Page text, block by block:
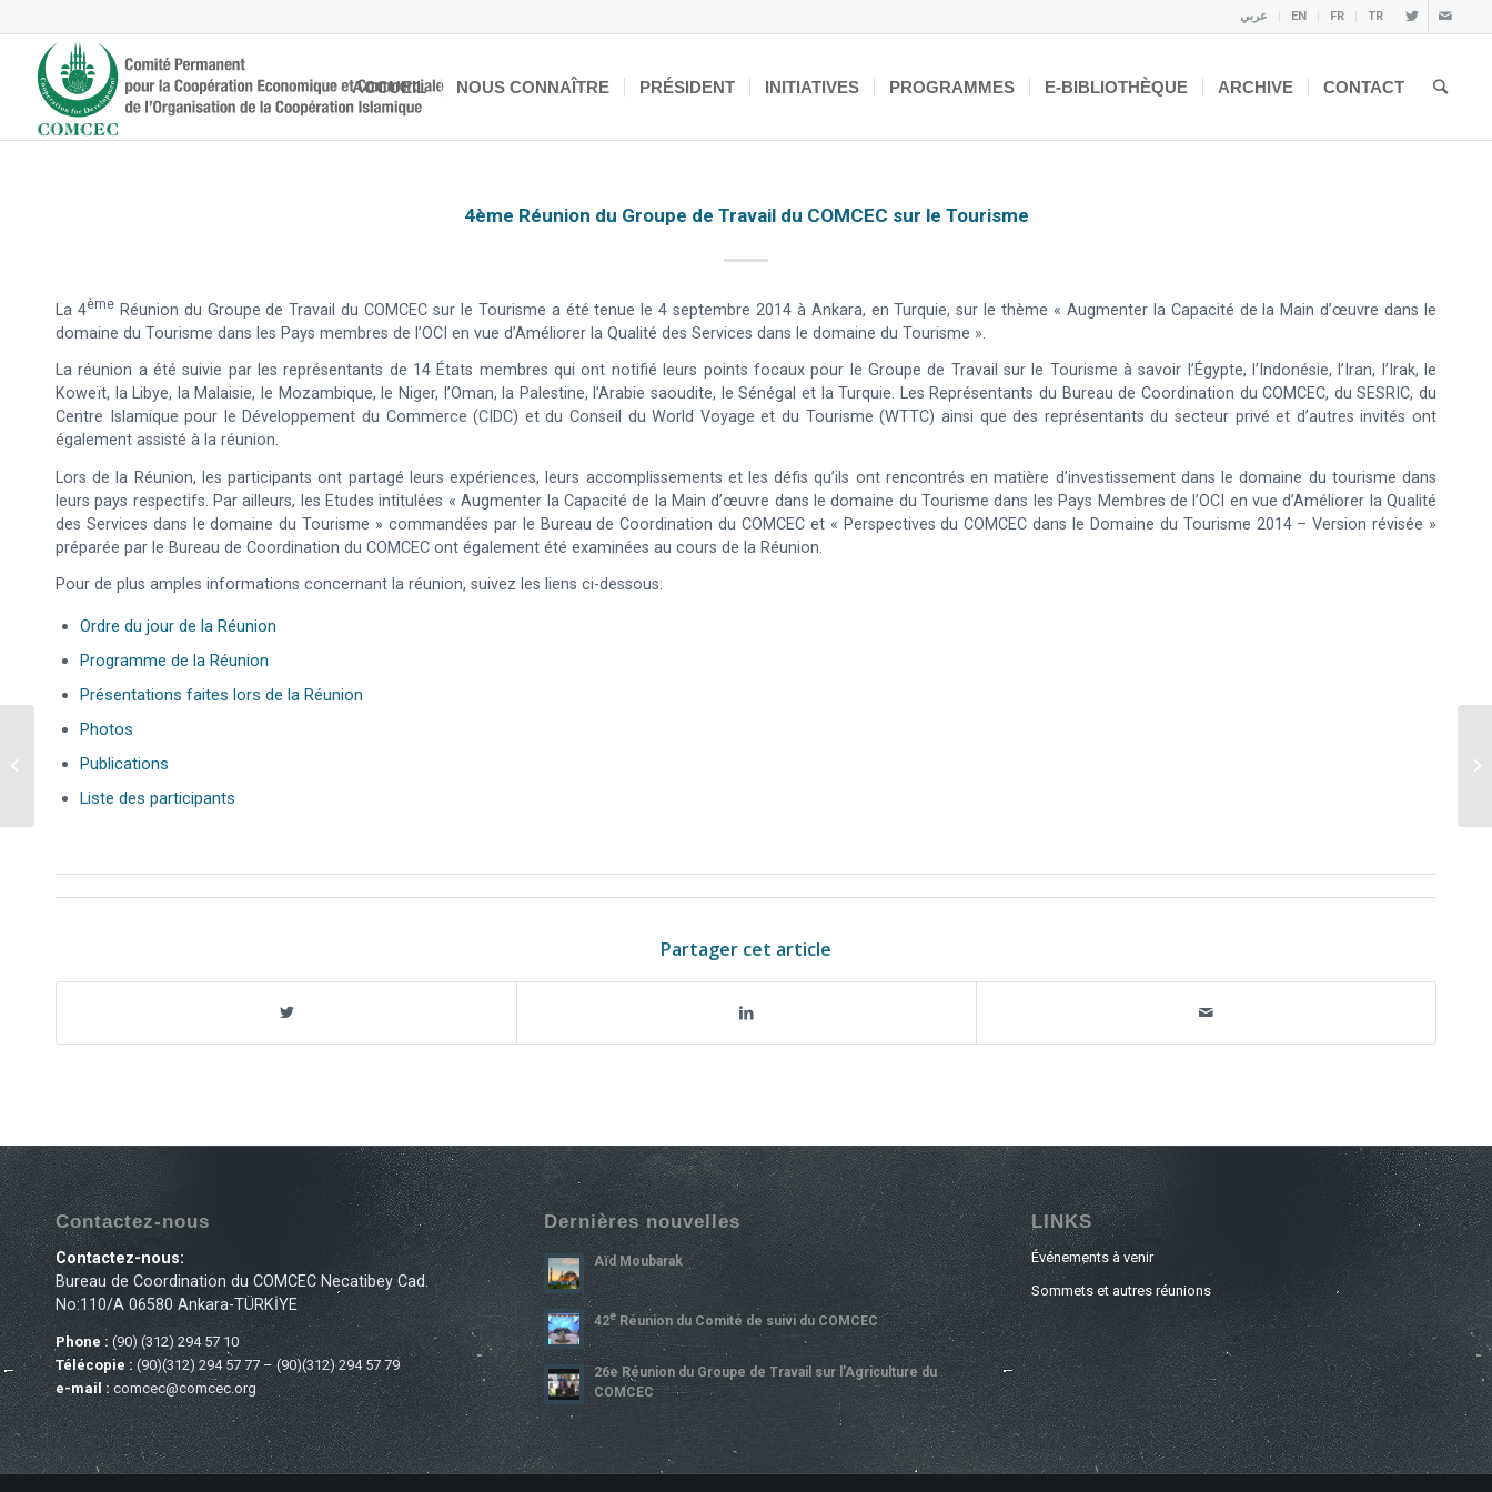
عربي EN FR TR
ACCUEIL NOUS CONNAÎTRE PRÉSIDENT INITIATIVES PROGRAMMES E-BIBLIOTHÈQUE ARCHIVE CONTACT
4ème Réunion du Groupe de Travail du COMCEC sur le Tourisme
La 4ÈmeRéunion du Groupe de Travail du COMCEC sur le Tourisme a été tenue le 4 septembre 2014 à Ankara, en Turquie, sur le thème « Augmenter la Capacité de la Main d’œuvre dans le
domaine du Tourisme dans les Pays membres de l’OCI en vue d’Améliorer la Qualité des Services dans le domaine du Tourisme ».
La réunion a été suivie par les représentants de 14 États membres qui ont notifié leurs points focaux pour le Groupe de Travail sur le Tourisme à savoir l’Égypte, l’Indonésie, l’Iran, l’Irak, le
Koweït, la Libye, la Malaisie, le Mozambique, le Niger, l’Oman, la Palestine, l’Arabie saoudite, le Sénégal et la Turquie. Les Représentants du Bureau de Coordination du COMCEC, du SESRIC, du
Centre Islamique pour le Développement du Commerce (CIDC) et du Conseil du World Voyage et du Tourisme (WTTC) ainsi que des représentants du secteur privé et d’autres invités ont
également assisté à la réunion.
Lors de la Réunion, les participants ont partagé leurs expériences, leurs accomplissements et les défis qu’ils ont rencontrés en matière d’investissement dans le domaine du tourisme dans
leurs pays respectifs. Par ailleurs, les Etudes intitulées « Augmenter la Capacité de la Main d’œuvre dans le domaine du Tourisme dans les Pays Membres de l’OCI en vue d’Améliorer la Qualité
des Services dans le domaine du Tourisme » commandées par le Bureau de Coordination du COMCEC et « Perspectives du COMCEC dans le Domaine du Tourisme 2014 – Version révisée »
préparée par le Bureau de Coordination du COMCEC ont également été examinées au cours de la Réunion.
Pour de plus amples informations concernant la réunion, suivez les liens ci-dessous:
Ordre du jour de la Réunion
Programme de la Réunion
Présentations faites lors de la Réunion
Photos
Publications
Liste des participants
Partager cet article
Contactez-nous
Contactez-nous:
Bureau de Coordination du COMCEC Necatibey Cad.
No:110/A 06580 Ankara-TÜRKİYE
Phone :(90) (312) 294 57 10
Télécopie :(90)(312) 294 57 77 – (90)(312) 294 57 79
e-mail :comcec@comcec.org
Dernières nouvelles
Aïd Moubarak
42ERéunion du Comité de suivi du COMCEC
26e Réunion du Groupe de Travail sur l’Agriculture du
COMCEC
LINKS
Événements à venir
Sommets et autres réunions
du COMCEC sur la Lutte contre la
Pauvre...